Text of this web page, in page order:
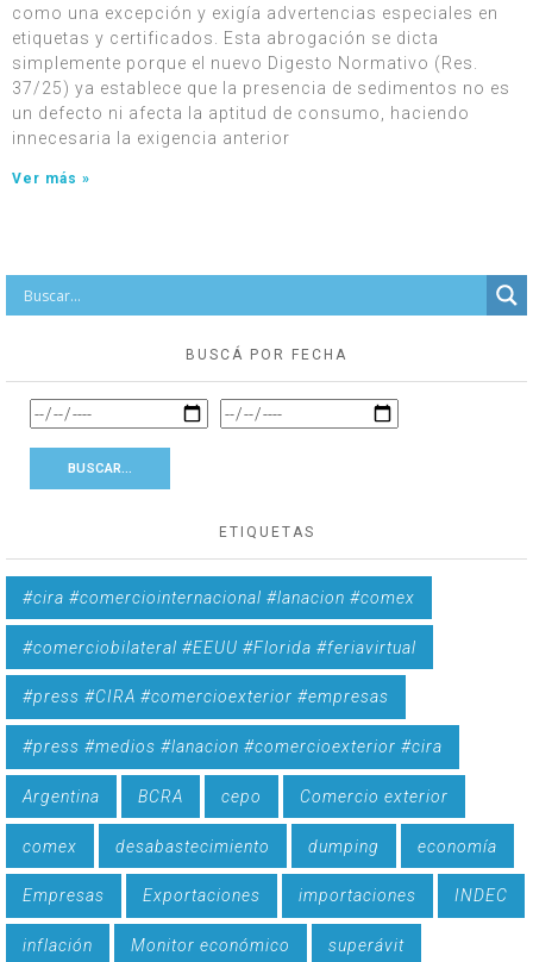
como una excepción y exigía advertencias especiales en
etiquetas y certificados. Esta abrogación se dicta
simplemente porque el nuevo Digesto Normativo (Res.
37/25) ya establece que la presencia de sedimentos no es
un defecto ni afecta la aptitud de consumo, haciendo
innecesaria la exigencia anterior
Ver más »
BUSCÁ POR FECHA
ETIQUETAS
#cira #comerciointernacional #lanacion #comex
#comerciobilateral #EEUU #Florida #feriavirtual
#press #CIRA #comercioexterior #empresas
#press #medios #lanacion #comercioexterior #cira
Argentina BCRA cepo Comercio exterior
comex desabastecimiento dumping economía
Empresas Exportaciones importaciones INDEC
inflación Monitor económico superávit